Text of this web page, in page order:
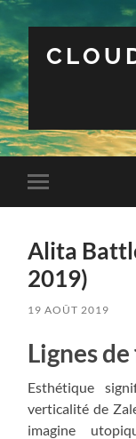
Toggle
mobile
Alita
2019)
19 AOÛT 2019
Lignes
Esthétique
verticalité de
imagine